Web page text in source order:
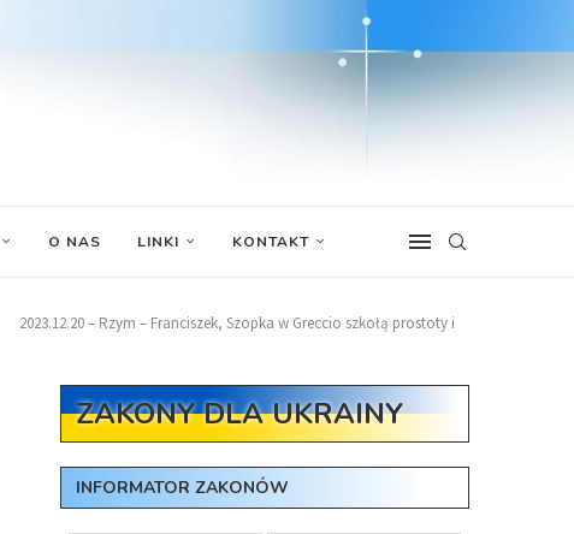
O NAS LINKI KONTAKT
2023.12.20 – Rzym – Franciszek, Szopka w Greccio szkołą prostoty i
ZAKONY DLA UKRAINY
INFORMATOR ZAKONÓW